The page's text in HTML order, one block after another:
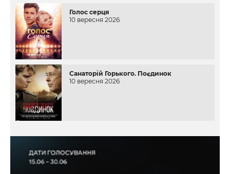
Голос серця
10 вересня 2026
Санаторій Горького. Поєдинок
10 вересня 2026